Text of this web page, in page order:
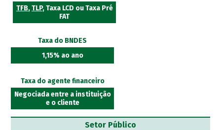
TFB,TLP, Taxa LCD ou Taxa Pré
FAT
Taxa do BNDES
1,15% ao ano
Taxa do agente financeiro
Negociada entre a instituição
e o cliente
Setor Público